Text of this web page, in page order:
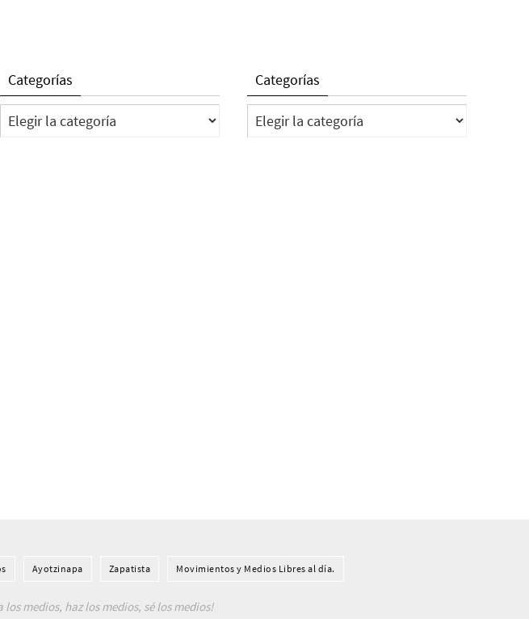
Categorías
Categorías
Categorías
Categorías
Ayotzinapa Zapatista Movimientos y Medios Libres al día.
los medios, haz los medios, sé los medios!